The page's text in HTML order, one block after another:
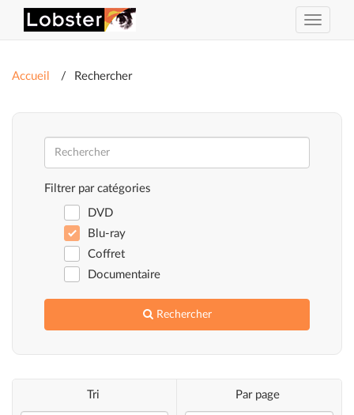
Activer
ou
Accueil Rechercher
Filtrer par catégories
DVD
Blu-ray
Coffret
Documentaire
Rechercher
Tri Par page